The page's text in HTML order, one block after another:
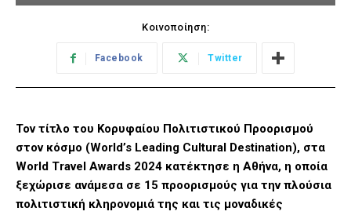
Κοινοποίηση:
Facebook Twitter
Τον τίτλο του Κορυφαίου Πολιτιστικού Προορισμού
στον κόσμο (World’s Leading Cultural Destination), στα
World Travel Awards 2024 κατέκτησε η Αθήνα, η οποία
ξεχώρισε ανάμεσα σε 15 προορισμούς για την πλούσια
πολιτιστική κληρονομιά της και τις μοναδικές